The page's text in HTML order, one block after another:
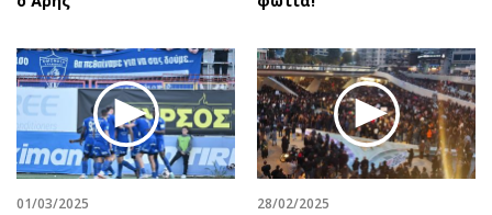
01/03/2025 28/02/2025